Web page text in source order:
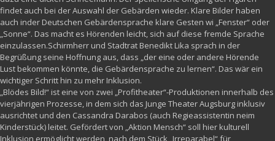
findet auch bei der Auswahl der Gebärden wieder. Klare Bilder haben
auch inder Deutschen Gebärdensprache klare Gesten wi „Fenster“ oder
„Sonne“. Das macht es Hörenden leicht, sich auf diese fremde Sprache
einzulassen.Schirmherr und Stadtrat Benedikt Lika sprach in der
Begrüßung seine Hoffnung aus, dass „der eine oder andere Hörende
Lust bekommen könnte, die Gebärdensprache zu lernen“. Das wär ein
wichtiger Schritt hin zu mehr Inklusion.
„Blödes Bild!“ ist eine von zwei „Profitheater“-Produktionen innerhalb des
vierjährigen Prozesse, in dem sich das Junge Theater Augsburg inklusiv
ausrichtet und den Cassandra Darabos (auch Regieassistentin neim
Kinderstück) leitet. Gefördert von „Aktion Mensch“ soll hier kulturell
Inklusion ermöglicht werden, nach dem Stück „Irreparabel“ für